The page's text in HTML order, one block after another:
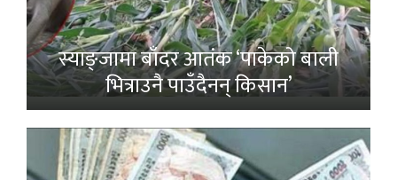
स्याङ्जामा बाँदर आतंक ‘पाकेको बाली
भित्राउनै पाउँदैनन् किसान’